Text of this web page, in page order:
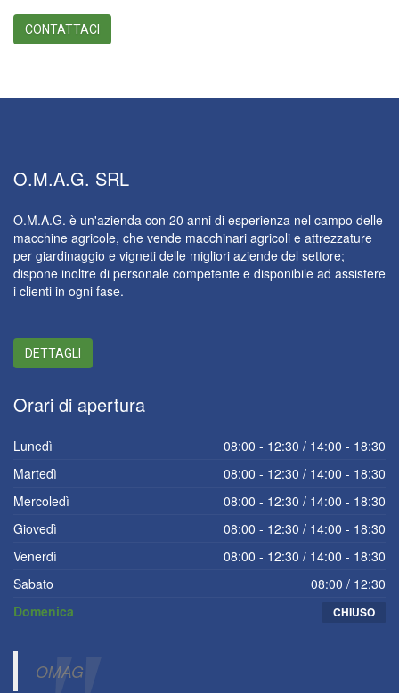
CONTATTACI
O.M.A.G. SRL
O.M.A.G. è un'azienda con 20 anni di esperienza nel campo delle
macchine agricole, che vende macchinari agricoli e attrezzature
per giardinaggio e vigneti delle migliori aziende del settore;
dispone inoltre di personale competente e disponibile ad assistere
i clienti in ogni fase.
DETTAGLI
Orari di apertura
Lunedì
08:00 - 12:30 / 14:00 - 18:30
Martedì
08:00 - 12:30 / 14:00 - 18:30
Mercoledì
08:00 - 12:30 / 14:00 - 18:30
Giovedì
08:00 - 12:30 / 14:00 - 18:30
Venerdì
08:00 - 12:30 / 14:00 - 18:30
Sabato
08:00 / 12:30
Domenica
CHIUSO
OMAG